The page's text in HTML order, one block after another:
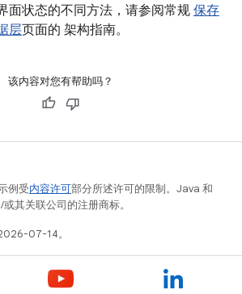
面状态的不同方法，请参阅常规 保存
层页面的 架构指南。
该内容对您有帮助吗？
例受内容许可部分所述许可的限制。Java 和
其关联公司的注册商标。
07-14。